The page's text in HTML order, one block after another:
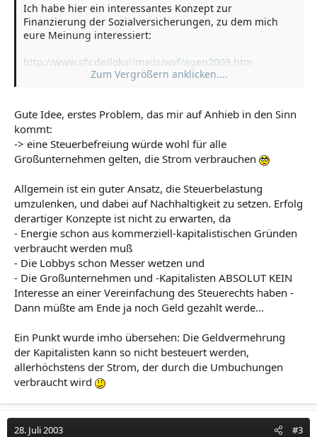
Ich habe hier ein interessantes Konzept zur
Finanzierung der Sozialversicherungen, zu dem mich
eure Meinung interessiert:
http://www.sfv.de/lokal/mails/wvf/agen2009.htm
Primärenergie wird mit einer Steuer von 21 Cent
belastet.
Das führt dazu, dass energieaufwendige Produkte
teurer, Arbeit aber billiger wird. (=> Umweltbelastungen
gehen zurück, Arbeitsplätze werden geschaffen.)
Im Klartext: Wer Energie spart, gewinnt; wer Energie
verschwendet, verliert. Für mich sieht das nach einem
fähigen Modell aus, wie wir endlich verantwortungsvoll
mit unserem Planeten umgehen könnten. Aber jetzt seid
ihr dran...
Zum Vergrößern anklicken....
Gute Idee, erstes Problem, das mir auf Anhieb in den Sinn
kommt:
-> eine Steuerbefreiung würde wohl für alle
Großunternehmen gelten, die Strom verbrauchen
Allgemein ist ein guter Ansatz, die Steuerbelastung
umzulenken, und dabei auf Nachhaltigkeit zu setzen. Erfolg
derartiger Konzepte ist nicht zu erwarten, da
- Energie schon aus kommerziell-kapitalistischen Gründen
verbraucht werden muß
- Die Lobbys schon Messer wetzen und
- Die Großunternehmen und -Kapitalisten ABSOLUT KEIN
Interesse an einer Vereinfachung des Steuerechts haben -
Dann müßte am Ende ja noch Geld gezahlt werde...
Ein Punkt wurde imho übersehen: Die Geldvermehrung
der Kapitalisten kann so nicht besteuert werden,
allerhöchstens der Strom, der durch die Umbuchungen
verbraucht wird
28. Juli 2003 #3